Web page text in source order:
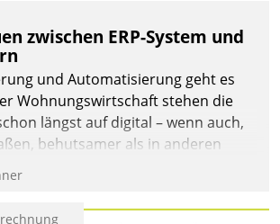
zwischen ERP-System und
und Automatisierung geht es
Wohnungswirtschaft stehen die
längst auf digital – wenn auch,
behutsamer als in anderen